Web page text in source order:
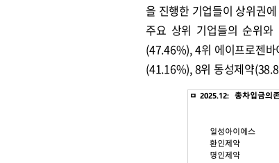
을 진행한 기업들이 상위권
주요 상위 기업들의 순위
(47.46%), 4위 에이프로젠
(41.16%), 8위 동성제약